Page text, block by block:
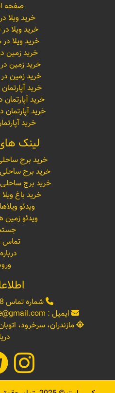
صفحه
خرید ویلا
خرید ویلا در
خرید ویلا
خرید زمین
خرید زمین در
خرید زمین
خرید
خرید آپارتمان
خرید آپارتمان
خرید
لینک
خرید برج
خرید برج ساحلی
خرید برج
خرید باغ
ویدئو
ویدئو
تماس
شماره تماس
ایمیل :
مازندران، سرخرود،
دریا